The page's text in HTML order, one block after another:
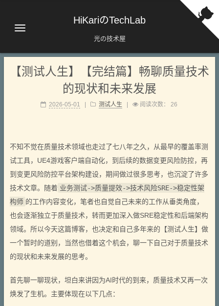
HiKariのTechLab
光の技术屋
【测试人生】【完结篇】畅聊质量技术
的现状和未来发展
2026-05-01 测试人生 阅读次数： 26
不知不觉在质量技术领域也走过了七八年之久，从最早的覆盖率测
试工具，UE4游戏客户端自动化，到后续的数据变更风险防控，再
到变更风险防控平台架构建设，期间做过很多思考，也沉淀了许多
技术文章。随着 业务测试->质量提效->技术风险SRE->稳定性架
构师 的工作内容变化，笔者也自觉自己未来的工作从垂类角度，
也会逐渐独立于质量技术，转而更加深入做SRE稳定性和后端架构
领域。所以今天这篇博客，也决定和自己多年来的【测试人生】做
一个暂时的道别，当然也借着这个机会，聊一下自己对于质量技术
的现状和未来发展的思考。
首先聊一聊现状，坦白来讲因为AI时代的到来，质量技术又再一次
焕发了生机。主要体现在以下几点：